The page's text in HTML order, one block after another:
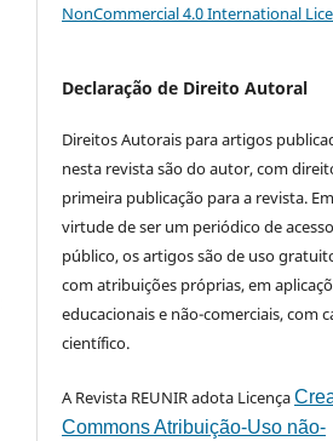
NonCommercial 4.0 International
Declaração de Direito Autoral
Direitos Autorais para artigos
nesta revista são do autor, com
primeira publicação para a revista. Em
virtude de ser um periódico de acesso
público, os artigos são de uso
com atribuições próprias, em
educacionais e não-comerciais, com
científico.
A Revista REUNIR adota Licença
Commons Atribuição-Uso não-